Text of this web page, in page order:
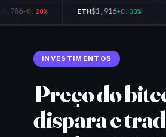
-0.20% ETH$1,916+0.00%
INVESTIMENTOS
Preço do
dispara e